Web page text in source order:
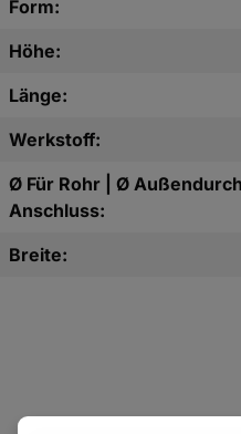
Form:
Höhe:
Länge:
Werkstoff:
Ø Für Rohr | Ø
Anschluss:
Breite: